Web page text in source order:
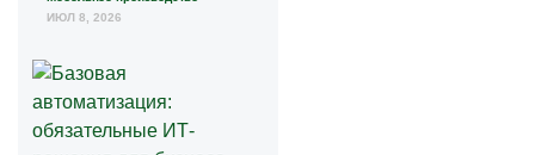
ИЮЛ 8, 2026